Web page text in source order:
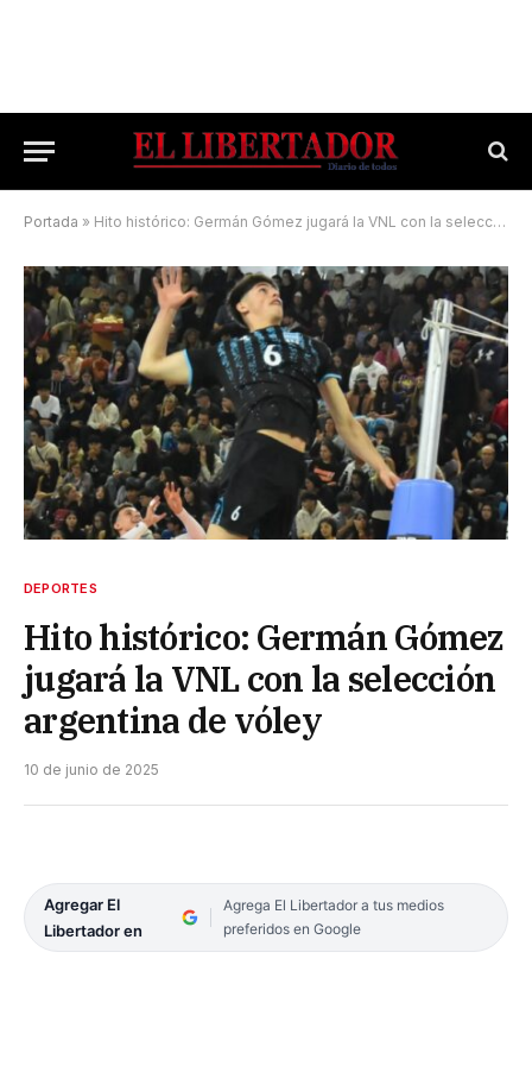
Portada » Hito histórico: Germán Gómez jugará la VNL con la selección argentina de vóley
DEPORTES
Hito histórico: Germán Gómez
jugará la VNL con la selección
argentina de vóley
10 de junio de 2025
Agregar El
Libertador en
Agrega El Libertador a tus medios
preferidos en Google